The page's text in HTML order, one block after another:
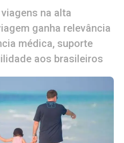
na alta
ganha relevância
médica, suporte
aos brasileiros